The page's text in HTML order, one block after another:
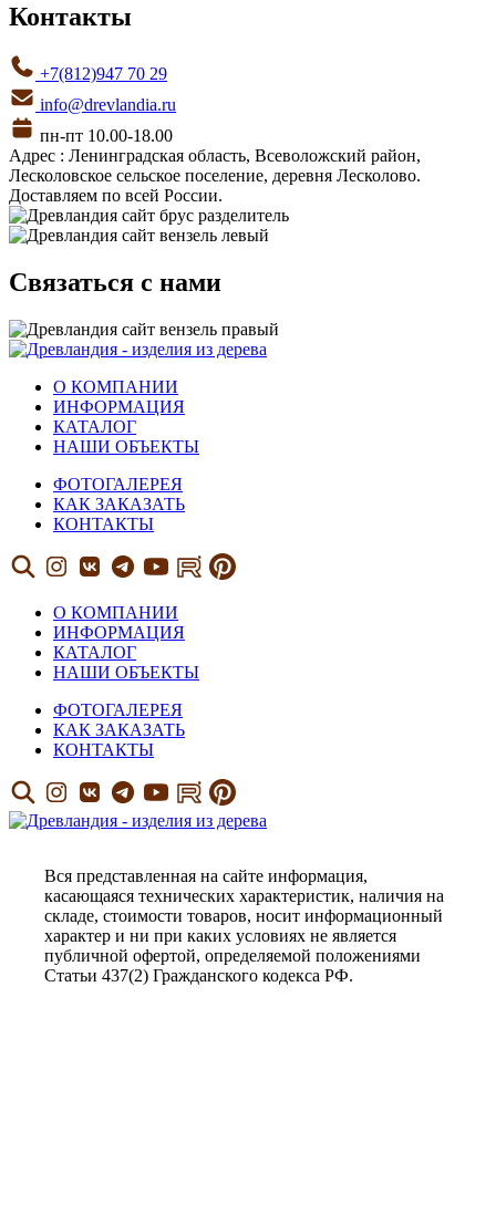
Контакты
+7(812)947 70 29
info@drevlandia.ru
пн-пт 10.00-18.00
Адрес : Ленинградская область, Всеволожский район,
Лесколовское сельское поселение, деревня Лесколово.
Доставляем по всей России.
Связаться с нами
О КОМПАНИИ
ИНФОРМАЦИЯ
КАТАЛОГ
НАШИ ОБЪЕКТЫ
ФОТОГАЛЕРЕЯ
КАК ЗАКАЗАТЬ
КОНТАКТЫ
О КОМПАНИИ
ИНФОРМАЦИЯ
КАТАЛОГ
НАШИ ОБЪЕКТЫ
ФОТОГАЛЕРЕЯ
КАК ЗАКАЗАТЬ
КОНТАКТЫ
Вся представленная на сайте информация,
касающаяся технических характеристик, наличия на
складе, стоимости товаров, носит информационный
характер и ни при каких условиях не является
публичной офертой, определяемой положениями
Статьи 437(2) Гражданского кодекса РФ.